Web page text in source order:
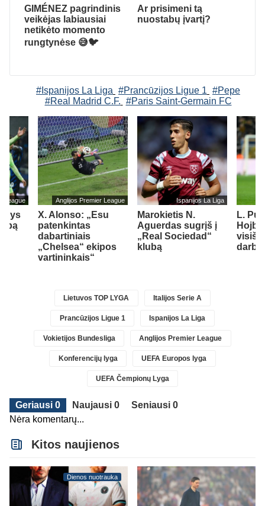
GIMÉNEZ pagrindinis
veikėjas labiausiai
netikėto momento
rungtynėse 😅🐦
Ar prisimeni tą
nuostabų įvartį?
#Ispanijos La Liga #Prancūzijos Ligue 1 #Pepe
#Real Madrid C.F. #Paris Saint-Germain FC
League Anglijos Premier League
X. Alonso: „Esu
patenkintas
dabartiniais
„Chelsea“ ekipos
vartininkais“
Ispanijos La Liga
Marokietis N.
Aguerdas sugrįš į
„Real Sociedad“
klubą
L.
Lietuvos TOP LYGA Italijos Serie A
Prancūzijos Ligue 1 Ispanijos La Liga
Vokietijos Bundesliga Anglijos Premier League
Konferencijų lyga UEFA Europos lyga
UEFA Čempionų Lyga
Geriausi 0 Naujausi 0
Seniausi 0
Nėra komentarų...
Kitos naujienos
Dienos nuotrauka